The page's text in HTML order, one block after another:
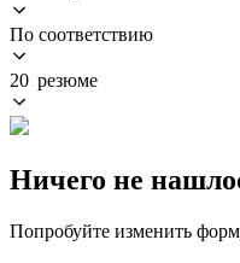
По соответствию
20 резюме
Ничего не
Попробуйте изменить